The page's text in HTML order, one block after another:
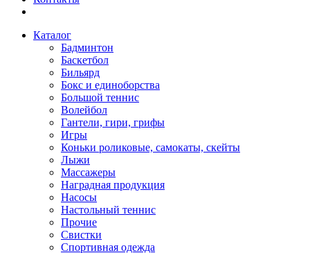
Каталог
Бадминтон
Баскетбол
Бильярд
Бокс и единоборства
Большой теннис
Волейбол
Гантели, гири, грифы
Игры
Коньки роликовые, самокаты, скейты
Лыжи
Массажеры
Наградная продукция
Насосы
Настольный теннис
Прочие
Свистки
Спортивная одежда